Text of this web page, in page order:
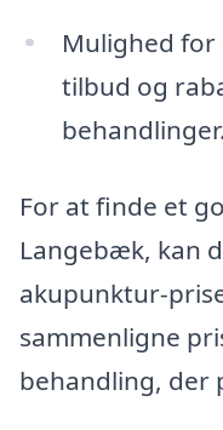
Mulighed
tilbud og
behandlinger.
For at finde et
Langebæk, kan
akupunktur-
sammenligne
behandling, der